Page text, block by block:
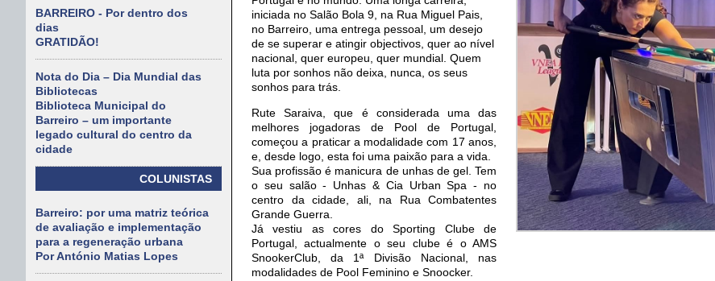
BARREIRO - Por dentro dos
dias
GRATIDÃO!
Nota do Dia – Dia Mundial das
Bibliotecas
Biblioteca Municipal do
Barreiro – um importante
legado cultural do centro da
cidade
COLUNISTAS
Barreiro: por uma matriz teórica
de avaliação e implementação
para a regeneração urbana
Por António Matias Lopes
iniciada no Salão Bola 9, na Rua Miguel Pais,
no Barreiro, uma entrega pessoal, um desejo
de se superar e atingir objectivos, quer ao nível
nacional, quer europeu, quer mundial. Quem
luta por sonhos não deixa, nunca, os seus
sonhos para trás.
Rute Saraiva, que é considerada uma das
melhores jogadoras de Pool de Portugal,
começou a praticar a modalidade com 17 anos,
e, desde logo, esta foi uma paixão para a vida.
Sua profissão é manicura de unhas de gel. Tem
o seu salão - Unhas & Cia Urban Spa - no
centro da cidade, ali, na Rua Combatentes
Grande Guerra.
Já vestiu as cores do Sporting Clube de
Portugal, actualmente o seu clube é o AMS
SnookerClub, da 1ª Divisão Nacional, nas
modalidades de Pool Feminino e Snoocker.